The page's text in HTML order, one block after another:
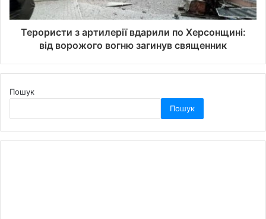
Терористи з артилерії вдарили по Херсонщині:
від ворожого вогню загинув священник
Пошук
Пошук